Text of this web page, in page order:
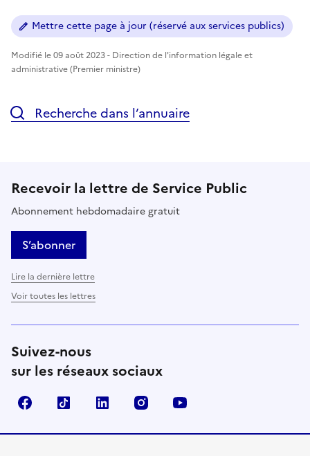
Mettre cette page à jour (réservé aux services publics)
Modifié le 09 août 2023 - Direction de l'information légale et
administrative (Premier ministre)
Recherche dans l’annuaire
Recevoir la lettre de Service Public
Abonnement hebdomadaire gratuit
S’abonner
Lire la dernière lettre
Voir toutes les lettres
Suivez-nous
sur les réseaux sociaux
FacebookTikTok LinkedIn Instagram